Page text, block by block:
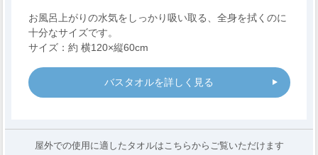
お風呂上がりの水気をしっかり吸い取る、全身を拭くのに
十分なサイズです。
サイズ：約 横120×縦60cm
バスタオルを詳しく見る
屋外での使用に適したタオルはこちらからご覧いただけます